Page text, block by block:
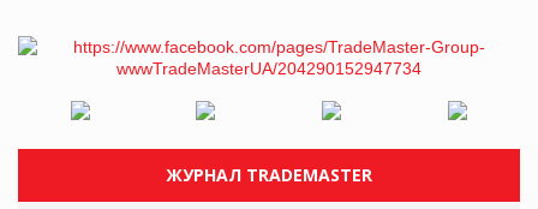
ЖУРНАЛ TRADEMASTER